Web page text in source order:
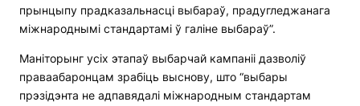
прынцыпу прадказальнасці выбараў, прадугледжанага
міжнароднымі стандартамі ў галіне выбараў”.
Маніторынг усіх этапаў выбарчай кампаніі дазволіў
праваабаронцам зрабіць выснову, што “выбары
прэзідэнта не адпавядалі міжнародным стандартам